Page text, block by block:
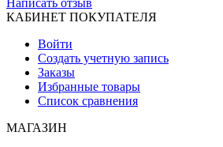
Написать отзыв
КАБИНЕТ ПОКУПАТЕЛЯ
Войти
Создать учетную запись
Заказы
Избранные товары
Список сравнения
МАГАЗИН